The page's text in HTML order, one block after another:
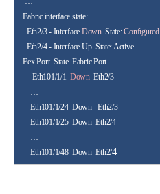
Fabric interface state:
Eth2/3 - Interface Down. State:Configured
Eth2/4 - Interface Up. State: Active
Fex Port State Fabric Port
Eth101/1/1 Down Eth2/3
…
Eth101/1/24 Down Eth2/3
Eth101/1/25 Down Eth2/4
…
Eth101/1/48 Down Eth2/4